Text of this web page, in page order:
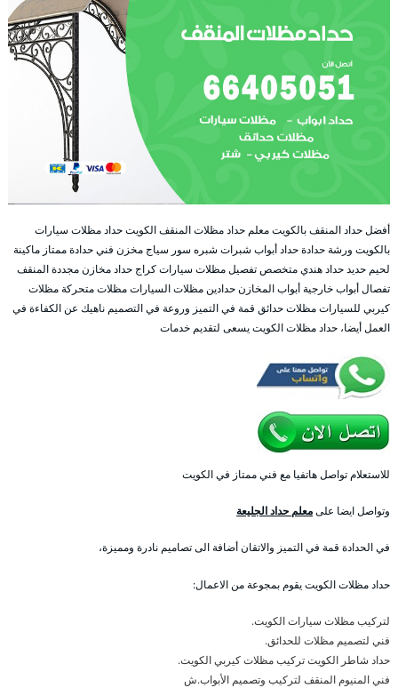
أفضل حداد المنقف بالكويت معلم حداد مظلات المنقف الكويت حداد مظلات سيارات
بالكويت ورشة حدادة حداد أبواب شبرات شبره سور سياج مخزن فني حدادة ممتاز ماكينة
لحيم حديد حداد هندي متخصص تفصيل مظلات سيارات كراج حداد مخازن مجددة المنقف
تفصال أبواب خارجية أبواب المخازن حدادين مظلات السيارات مظلات متحركة مظلات
كيربي للسيارات مظلات حدائق قمة في التميز وروعة في التصميم ناهيك عن الكفاءة في
العمل أيضا، حداد مظلات الكويت يسعى لتقديم خدمات
للاستعلام تواصل هاتفيا مع فني ممتاز في الكويت
وتواصل ايضا علىمعلم حداد الجليعة
في الحدادة قمة في التميز والاتقان أضافة الى تصاميم نادرة ومميزة،
حداد مظلات الكويت يقوم بمجوعة من الاعمال:
لتركيب مظلات سيارات الكويت.
فني لتصميم مظلات للحدائق.
حداد شاطر الكويت تركيب مظلات كيربي الكويت.
فني المنيوم المنقف لتركيب وتصميم الأبواب.ش